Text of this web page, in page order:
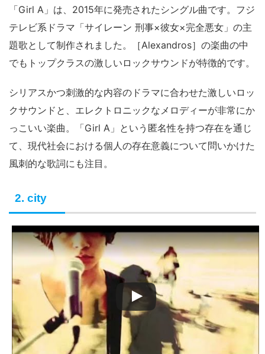
「Girl A」は、2015年に発売されたシングル曲です。フジ
テレビ系ドラマ「サイレーン 刑事×彼女×完全悪女」の主
題歌として制作されました。［Alexandros］の楽曲の中
でもトップクラスの激しいロックサウンドが特徴的です。
シリアスかつ刺激的な内容のドラマに合わせた激しいロッ
クサウンドと、エレクトロニックなメロディーが非常にか
っこいい楽曲。「Girl A」という匿名性を持つ存在を通じ
て、現代社会における個人の存在意義について問いかけた
風刺的な歌詞にも注目。
2. city